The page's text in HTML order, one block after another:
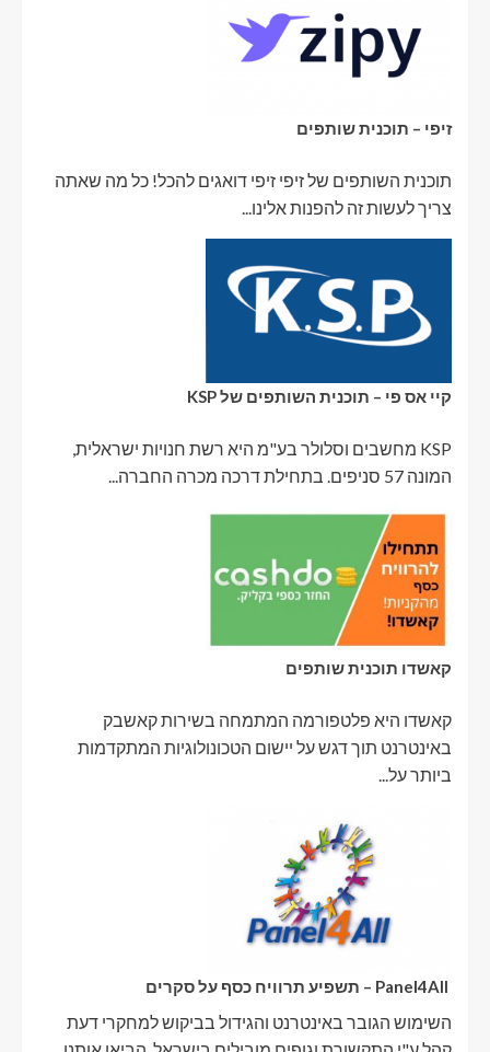
זיפי – תוכנית שותפים
תוכנית השותפים של זיפי זיפי דואגים להכל! כל מה שאתה
צריך לעשות זה להפנות אלינו...
קיי אס פי – תוכנית השותפים של KSP
KSP מחשבים וסלולר בע"מ היא רשת חנויות ישראלית,
המונה 57 סניפים. בתחילת דרכה מכרה החברה...
קאשדו תוכנית שותפים
קאשדו היא פלטפורמה המתמחה בשירות קאשבק
באינטרנט תוך דגש על יישום הטכונולוגיות המתקדמות
ביותר על...
השימוש הגובר באינטרנט והגידול בביקוש למחקרי דעת